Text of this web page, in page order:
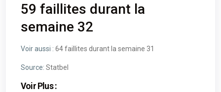
59 faillites durant la
semaine 32
Voir aussi : 64 faillites durant la semaine 31
Source: Statbel
Voir Plus :